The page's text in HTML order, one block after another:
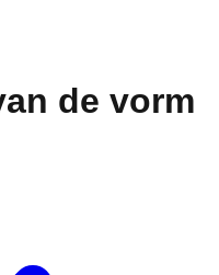
de vorm